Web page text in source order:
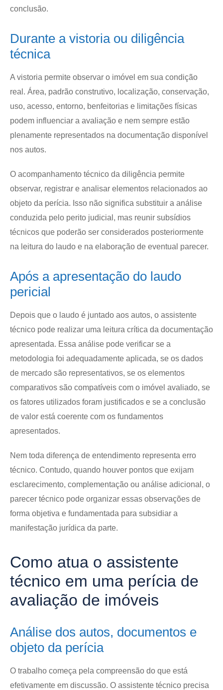
conclusão.
Durante a vistoria ou diligência
técnica
A vistoria permite observar o imóvel em sua condição
real. Área, padrão construtivo, localização, conservação,
uso, acesso, entorno, benfeitorias e limitações físicas
podem influenciar a avaliação e nem sempre estão
plenamente representados na documentação disponível
nos autos.
O acompanhamento técnico da diligência permite
observar, registrar e analisar elementos relacionados ao
objeto da perícia. Isso não significa substituir a análise
conduzida pelo perito judicial, mas reunir subsídios
técnicos que poderão ser considerados posteriormente
na leitura do laudo e na elaboração de eventual parecer.
Após a apresentação do laudo
pericial
Depois que o laudo é juntado aos autos, o assistente
técnico pode realizar uma leitura crítica da documentação
apresentada. Essa análise pode verificar se a
metodologia foi adequadamente aplicada, se os dados
de mercado são representativos, se os elementos
comparativos são compatíveis com o imóvel avaliado, se
os fatores utilizados foram justificados e se a conclusão
de valor está coerente com os fundamentos
apresentados.
Nem toda diferença de entendimento representa erro
técnico. Contudo, quando houver pontos que exijam
esclarecimento, complementação ou análise adicional, o
parecer técnico pode organizar essas observações de
forma objetiva e fundamentada para subsidiar a
manifestação jurídica da parte.
Como atua o assistente
técnico em uma perícia de
avaliação de imóveis
Análise dos autos, documentos e
objeto da perícia
O trabalho começa pela compreensão do que está
efetivamente em discussão. O assistente técnico precisa